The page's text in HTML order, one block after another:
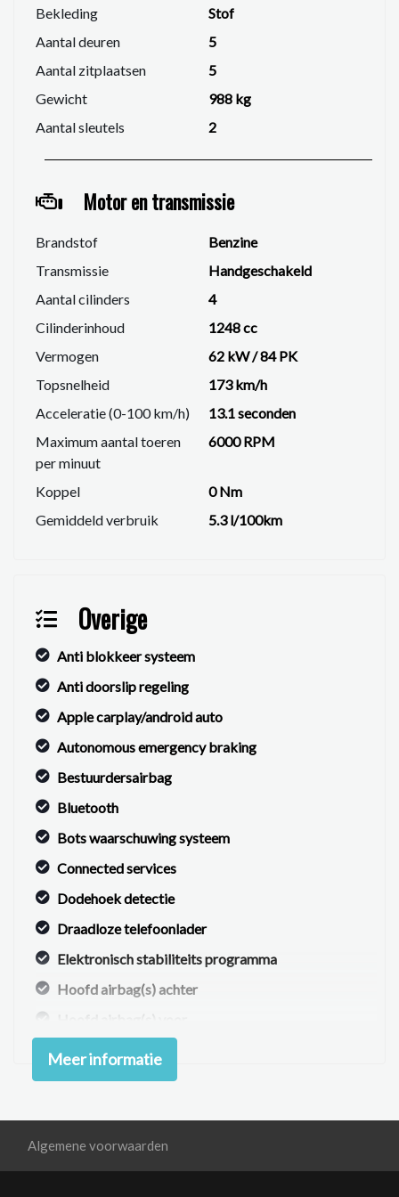
worden. Plan een afspraak via 06 25 567 256 of
info@lwautomotive.nl.
Bekleding
Stof
Aantal deuren
5
Aantal zitplaatsen
5
Gewicht
988 kg
Aantal sleutels
2
Motor en transmissie
Brandstof
Benzine
Transmissie
Handgeschakeld
Aantal cilinders
4
Cilinderinhoud
1248 cc
Vermogen
62 kW / 84 PK
Topsnelheid
173 km/h
Acceleratie (0-100 km/h)
13.1 seconden
Maximum aantal toeren
per minuut
6000 RPM
Koppel
0 Nm
Gemiddeld verbruik
5.3 l/100km
Overige
Anti blokkeer systeem
Anti doorslip regeling
Apple carplay/android auto
Autonomous emergency braking
Bestuurdersairbag
Bluetooth
Bots waarschuwing systeem
Connected services
Dodehoek detectie
Draadloze telefoonlader
Elektronisch stabiliteits programma
Hoofd airbag(s) achter
Passagiersairbag
Rijstrooksensor met correctie
Volledig digitaal instrumentenpaneel
Zij airbag(s) voor
Meer informatie
Algemene voorwaarden